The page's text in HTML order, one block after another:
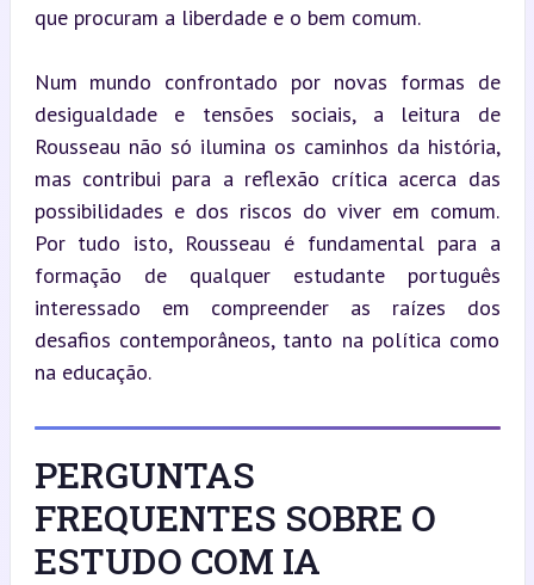
que procuram a liberdade e o bem comum.
Num mundo confrontado por novas formas de
desigualdade e tensões sociais, a leitura de
Rousseau não só ilumina os caminhos da história,
mas contribui para a reflexão crítica acerca das
possibilidades e dos riscos do viver em comum.
Por tudo isto, Rousseau é fundamental para a
formação de qualquer estudante português
interessado em compreender as raízes dos
desafios contemporâneos, tanto na política como
na educação.
PERGUNTAS
FREQUENTES SOBRE O
ESTUDO COM IA